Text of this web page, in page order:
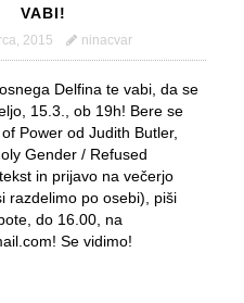
VABI!
2015 ninacvar
Delfina te vabi, da se
15.3., ob 19h! Bere se
Power od Judith Butler,
Gender / Refused
in prijavo na večerjo
razdelimo po osebi), piši
do 16.00, na
Se vidimo!